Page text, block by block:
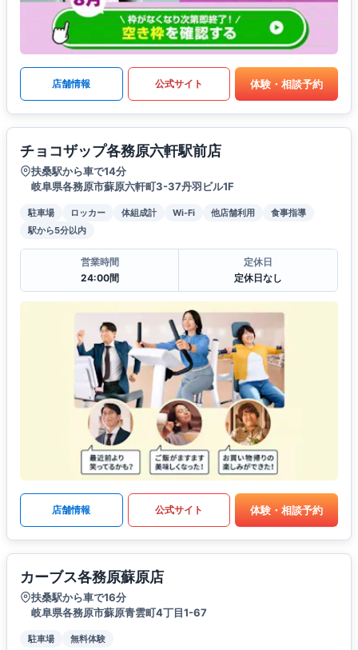
店舗情報 公式サイト 体験・相談予約
チョコザップ各務原六軒駅前店
扶桑駅から車で14分
岐阜県各務原市蘇原六軒町3-37丹羽ビル1F
駐車場 ロッカー 体組成計 Wi-Fi 他店舗利用
食事指導
駅から5分以内
営業時間
24:00間
定休日
定休日なし
店舗情報 公式サイト 体験・相談予約
カーブス各務原蘇原店
扶桑駅から車で16分
岐阜県各務原市蘇原青雲町4丁目1-67
駐車場 無料体験